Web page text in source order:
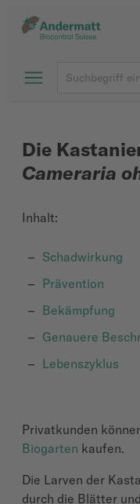
Die
Cameraria
Inhalt:
Schadwirkung
Prävention
Bekämpfung
Genauere
Lebenszyklus
Privatkunden
Biogarten kaufen.
Die Larven der
durch die Blätter